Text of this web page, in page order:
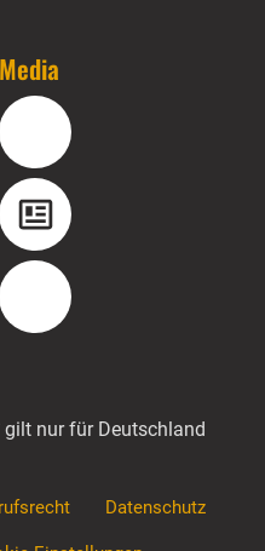
Instagram
Blog
Pinterest
nur für Deutschland
Datenschutz